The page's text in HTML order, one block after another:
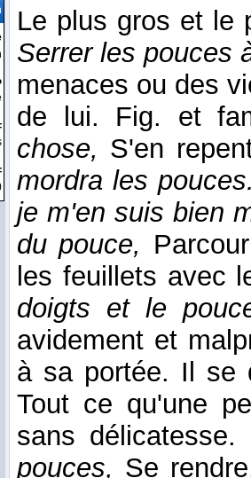
Le plus gros et le
Serrer les pouces
menaces ou des
de lui. Fig. et
chose, S'en
mordra les
je m'en suis bien
du pouce,
les feuillets avec
doigts et le
avidement et
à sa portée. Il se
Tout ce qu'une
sans
pouces, Se